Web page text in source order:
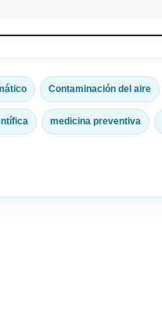
Contaminación del aire
medicina preventiva